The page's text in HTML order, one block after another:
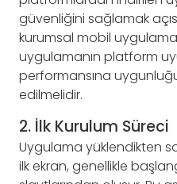
güvenliğini sağlamak
kurumsal mobil
uygulamanın platform
performansına
edilmelidir.
2. İlk Kurulum Süreci
Uygulama yüklendikten
ilk ekran, genellikle